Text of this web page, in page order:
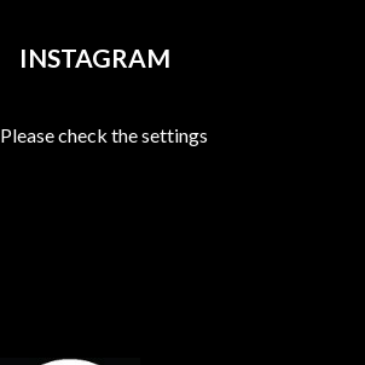
INSTAGRAM
check the settings